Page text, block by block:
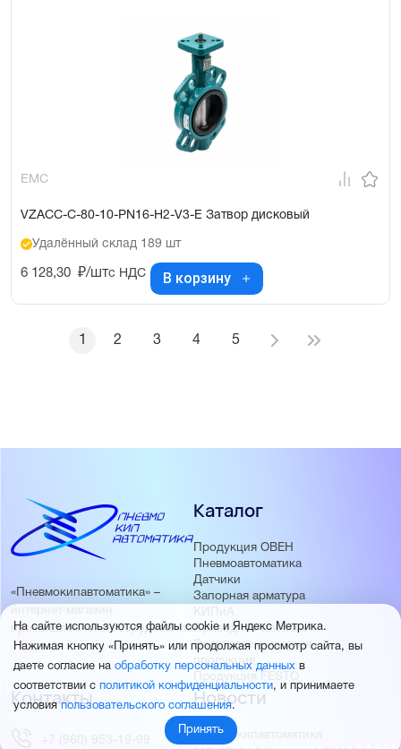
EMC
VZACC-C-80-10-PN16-H2-V3-E Затвор дисковый
Удалённый склад 189 шт
6 128,30 ₽/штс НДС В корзину
1 2 3 4 5
«Пневмокипавтоматика» –
интернет-магазин
промышленного оборудования
Каталог
Продукция ОВЕН
Пневмоавтоматика
Датчики
Запорная арматура
КИПиА
Приводная техника
Электротехническая
продукция
Продукция FESTO
Новости
Пневмокипавтоматика
Контакты
+7 (960) 953-19-99
На сайте используются файлы cookie и Яндекс Метрика.
Нажимая кнопку «Принять» или продолжая просмотр сайта, вы
даете согласие на обработку персональных данных в
соответствии с политикой конфиденциальности, и принимаете
условияпользовательского соглашения.
Принять